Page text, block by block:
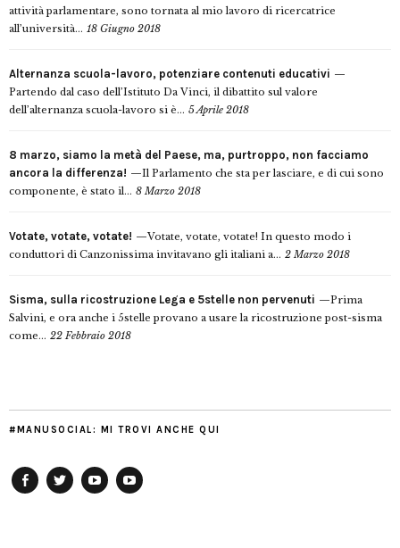
attività parlamentare, sono tornata al mio lavoro di ricercatrice
all’università... 18 Giugno 2018
Alternanza scuola-lavoro, potenziare contenuti educativi
Partendo dal caso dell’Istituto Da Vinci, il dibattito sul valore
dell’alternanza scuola-lavoro si è... 5 Aprile 2018
8 marzo, siamo la metà del Paese, ma, purtroppo, non facciamo
ancora la differenza!
Il Parlamento che sta per lasciare, e di cui sono
componente, è stato il... 8 Marzo 2018
Votate, votate, votate!
Votate, votate, votate! In questo modo i
conduttori di Canzonissima invitavano gli italiani a... 2 Marzo 2018
Sisma, sulla ricostruzione Lega e 5stelle non pervenuti
Prima
Salvini, e ora anche i 5stelle provano a usare la ricostruzione post-sisma
come... 22 Febbraio 2018
#MANUSOCIAL: MI TROVI ANCHE QUI